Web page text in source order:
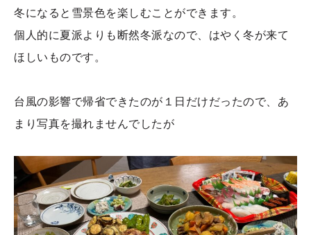
冬になると雪景色を楽しむことができます。
個人的に夏派よりも断然冬派なので、はやく冬が来て
ほしいものです。
台風の影響で帰省できたのが１日だけだったので、あ
まり写真を撮れませんでしたが